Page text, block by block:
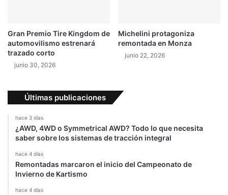
t
o
Gran Premio Tire Kingdom de
automovilismo estrenará
trazado corto
junio 30, 2026
Michelini protagoniza
remontada en Monza
junio 22, 2026
Últimas publicaciones
hace 3 días
¿AWD, 4WD o Symmetrical AWD? Todo lo que necesita
saber sobre los sistemas de tracción integral
hace 4 días
Remontadas marcaron el inicio del Campeonato de
Invierno de Kartismo
hace 4 días